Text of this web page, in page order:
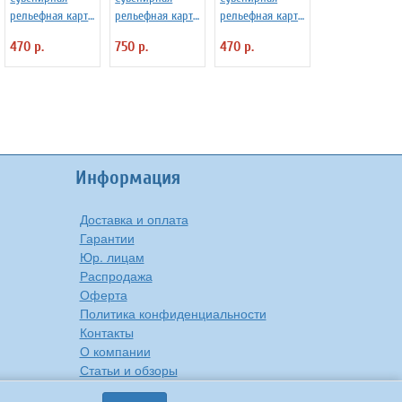
рельефная карта
470 р.
рельефная карта
750 р.
рельефная карта
магните
470 р.
Информация
Доставка и оплата
Гарантии
Юр. лицам
Распродажа
Оферта
Политика конфиденциальности
Контакты
О компании
Статьи и обзоры